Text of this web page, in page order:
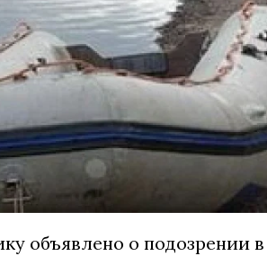
объявлено о подозрении